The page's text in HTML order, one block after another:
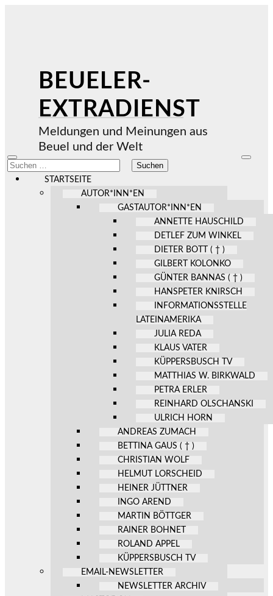
BEUELER-
EXTRADIENST
Meldungen und Meinungen aus
Beuel und der Welt
Mobile-
Menü
ein-/ausblenden
Suchen
nach:
STARTSEITE
AUTOR*INN*EN
GASTAUTOR*INN*EN
ANNETTE HAUSCHILD
DETLEF ZUM WINKEL
DIETER BOTT ( † )
GILBERT KOLONKO
GÜNTER BANNAS ( † )
HANSPETER KNIRSCH
INFORMATIONSSTELLE
LATEINAMERIKA
JULIA REDA
KLAUS VATER
KÜPPERSBUSCH TV
MATTHIAS W. BIRKWALD
PETRA ERLER
REINHARD OLSCHANSKI
ULRICH HORN
ANDREAS ZUMACH
BETTINA GAUS ( † )
CHRISTIAN WOLF
HELMUT LORSCHEID
HEINER JÜTTNER
INGO AREND
MARTIN BÖTTGER
RAINER BOHNET
ROLAND APPEL
KÜPPERSBUSCH TV
EMAIL-NEWSLETTER
NEWSLETTER ARCHIV